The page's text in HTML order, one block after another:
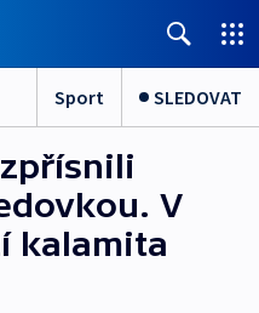
Sport SLEDOVAT
V
kalamita